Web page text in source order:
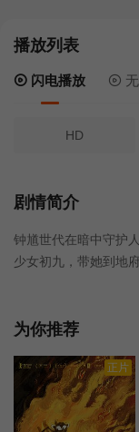
播放列表
闪电播放
HD
剧情简介
钟馗世代在暗中守护
少女初九，带她到地
友：神界顶流通灵耳
守护百姓的模样，下
不简单，在异常强大
危机，悄然降临……
为你推荐
正片